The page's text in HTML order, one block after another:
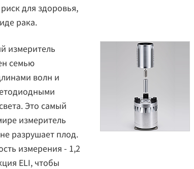
для здоровья,
рака.
измеритель
семью
волн и
Это самый
измеритель
разрушает плод.
измерения - 1,2
ELI, чтобы